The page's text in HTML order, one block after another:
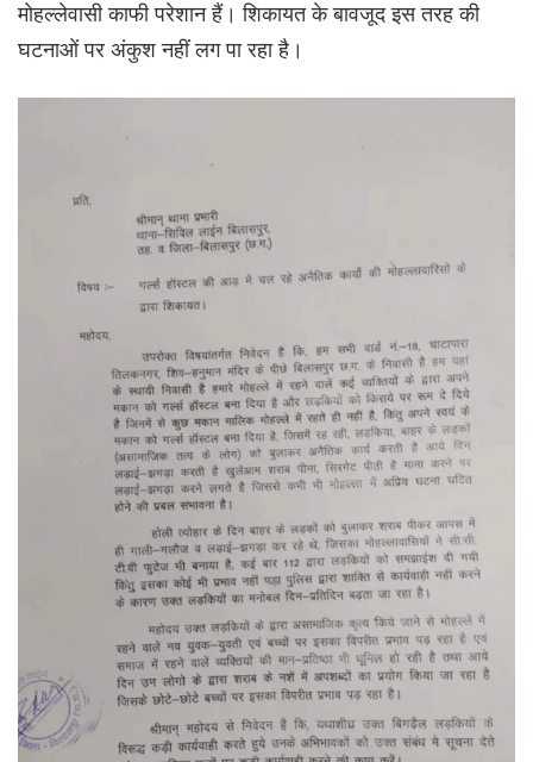
मोहल्लेवासी काफी परेशान हैं। शिकायत के बावजूद इस तरह की
घटनाओं पर अंकुश नहीं लग पा रहा है।